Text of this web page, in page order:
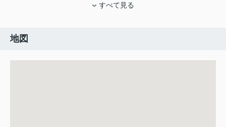
すべて見る
地図